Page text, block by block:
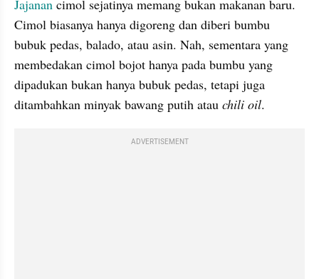
Jajanan cimol sejatinya memang bukan makanan baru.
Cimol biasanya hanya digoreng dan diberi bumbu
bubuk pedas, balado, atau asin. Nah, sementara yang
membedakan cimol bojot hanya pada bumbu yang
dipadukan bukan hanya bubuk pedas, tetapi juga
ditambahkan minyak bawang putih atau chili oil.
ADVERTISEMENT